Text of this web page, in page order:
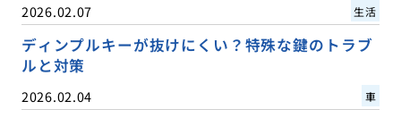
2026.02.07 生活
ディンプルキーが抜けにくい？特殊な鍵のトラブ
ルと対策
2026.02.04 車